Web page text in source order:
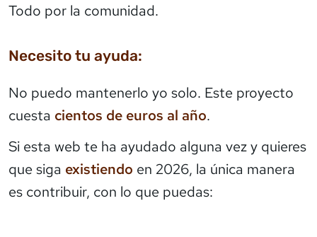
Todo por la comunidad.
Necesito tu ayuda:
No puedo mantenerlo yo solo. Este proyecto
cuesta cientos de euros al año.
Si esta web te ha ayudado alguna vez y quieres
que siga existiendo en 2026, la única manera
es contribuir, con lo que puedas: